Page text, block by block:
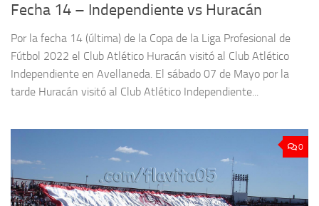
Fecha 14 – Independiente vs Huracán
Por la fecha 14 (última) de la Copa de la Liga Profesional de
Fútbol 2022 el Club Atlético Huracán visitó al Club Atlético
Independiente en Avellaneda. El sábado 07 de Mayo por la
tarde Huracán visitó al Club Atlético Independiente...
0